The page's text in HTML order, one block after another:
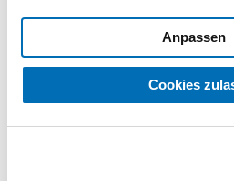
haben oder die sie im Rahmen
gesammelt haben. Sie geben
Cookies, wenn Sie unsere
Cookies
Anpassen
1